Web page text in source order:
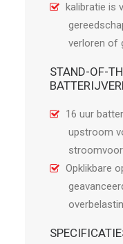
kalibratie is
verloren of
STAND-OF-
16 uur
upstroom
Opklikbare